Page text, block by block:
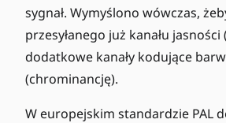
sygnał. Wymyślono wówczas,
przesyłanego już kanału jasności
dodatkowe kanały kodujące
(chrominancję).
W europejskim standardzie PAL